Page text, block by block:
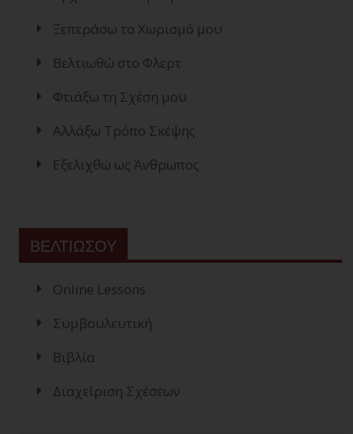
Ξεπεράσω το Χωρισμό μου
Βελτιωθώ στο Φλερτ
Φτιάξω τη Σχέση μου
Αλλάξω Τρόπο Σκέψης
Εξελιχθώ ως Άνθρωπος
ΒΕΛΤΙΩΣΟΥ
Online Lessons
Συμβουλευτική
Βιβλία
Διαχείριση Σχέσεων